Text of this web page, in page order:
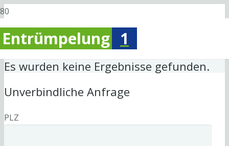
Entrümpelung 1
Es wurden keine Ergebnisse gefunden.
Unverbindliche Anfrage
PLZ